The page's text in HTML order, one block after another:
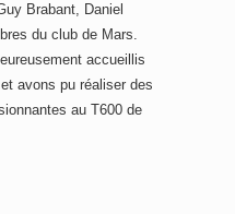
Brabant, Daniel
du club de Mars.
accueillis
avons pu réaliser des
au T600 de